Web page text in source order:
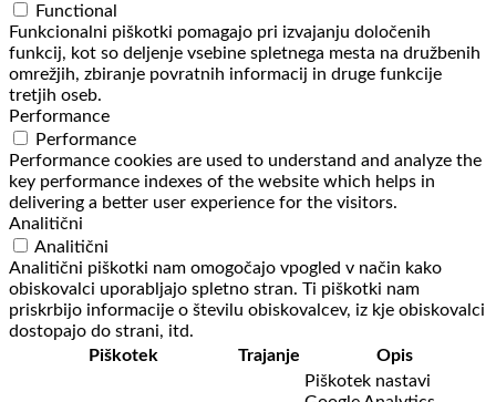
Functional
Funkcionalni piškotki pomagajo pri izvajanju določenih
funkcij, kot so deljenje vsebine spletnega mesta na družbenih
omrežjih, zbiranje povratnih informacij in druge funkcije
tretjih oseb.
Performance
Performance
Performance cookies are used to understand and analyze the
key performance indexes of the website which helps in
delivering a better user experience for the visitors.
Analitični
Analitični
Analitični piškotki nam omogočajo vpogled v način kako
obiskovalci uporabljajo spletno stran. Ti piškotki nam
priskrbijo informacije o številu obiskovalcev, iz kje obiskovalci
dostopajo do strani, itd.
Piškotek
Trajanje Opis
Piškotek nastavi